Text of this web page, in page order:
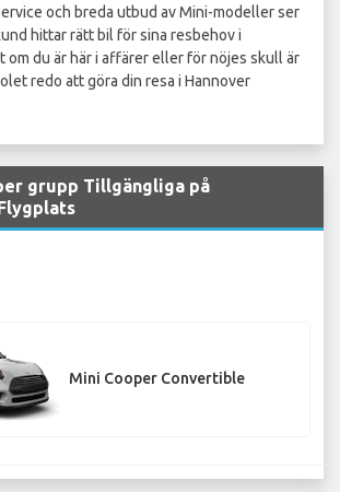
och breda utbud av Mini-modeller ser
hittar rätt bil för sina resbehov i
om du är här i affärer eller för nöjes skull är
redo att göra din resa i Hannover
grupp Tillgängliga på
Mini Cooper Convertible